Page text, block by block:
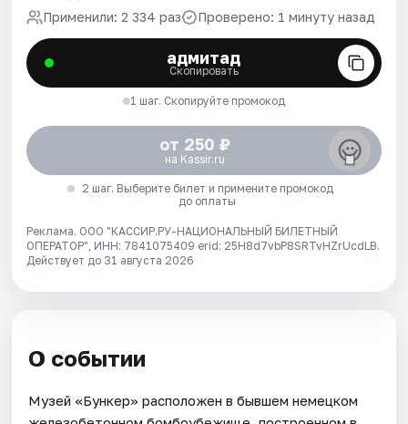
Применили: 2 334 раз Проверено: 1 минуту назад
адмитад
Скопировать
1 шаг. Скопируйте промокод
от 250 ₽
на Kassir.ru
2 шаг. Выберите билет и примените промокод
до оплаты
Реклама. ООО "КАССИР.РУ-НАЦИОНАЛЬНЫЙ БИЛЕТНЫЙ
ОПЕРАТОР", ИНН: 7841075409 erid: 25H8d7vbP8SRTvHZrUcdLB.
Действует до 31 августа 2026
О событии
Музей «Бункер» расположен в бывшем немецком